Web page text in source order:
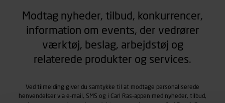
Modtag nyheder, tilbud, konkurrencer,
information om events, der vedrører
værktøj, beslag, arbejdstøj og
relaterede produkter og services.
Ved tilmelding giver du samtykke til at modtage personaliserede
henvendelser via e-mail, SMS og i Carl Ras-appen med nyheder, tilbud,